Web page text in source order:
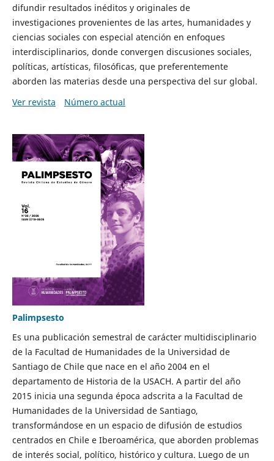
difundir resultados inéditos y originales de
investigaciones provenientes de las artes, humanidades y
ciencias sociales con especial atención en enfoques
interdisciplinarios, donde convergen discusiones sociales,
políticas, artísticas, filosóficas, que preferentemente
aborden las materias desde una perspectiva del sur global.
Ver revista
Número actual
Palimpsesto
Es una publicación semestral de carácter multidisciplinario
de la Facultad de Humanidades de la Universidad de
Santiago de Chile que nace en el año 2004 en el
departamento de Historia de la USACH. A partir del año
2015 inicia una segunda época adscrita a la Facultad de
Humanidades de la Universidad de Santiago,
transformándose en un espacio de difusión de estudios
centrados en Chile e Iberoamérica, que aborden problemas
de interés social, político, histórico y cultura. Luego de un